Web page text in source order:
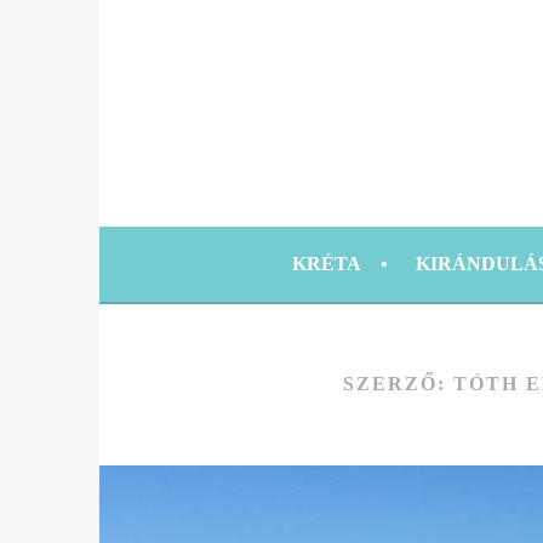
TRAVEL
KRÉTA
SZERZŐ: TÓTH